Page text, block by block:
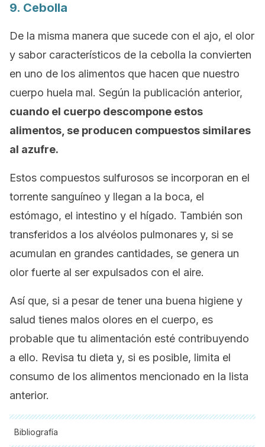
9. Cebolla
De la misma manera que sucede con el ajo, el olor
y sabor característicos de la cebolla la convierten
en uno de los alimentos que hacen que nuestro
cuerpo huela mal. Según la publicación anterior,
cuando el cuerpo descompone estos
alimentos, se producen compuestos similares
al azufre.
Estos compuestos sulfurosos se incorporan en el
torrente sanguíneo y llegan a la boca, el
estómago, el intestino y el hígado. También son
transferidos a los alvéolos pulmonares y, si se
acumulan en grandes cantidades, se genera un
olor fuerte al ser expulsados con el aire.
Así que, si a pesar de tener una buena higiene y
salud tienes malos olores en el cuerpo, es
probable que tu alimentación esté contribuyendo
a ello. Revisa tu dieta y, si es posible, limita el
consumo de los alimentos mencionado en la lista
anterior.
Bibliografía